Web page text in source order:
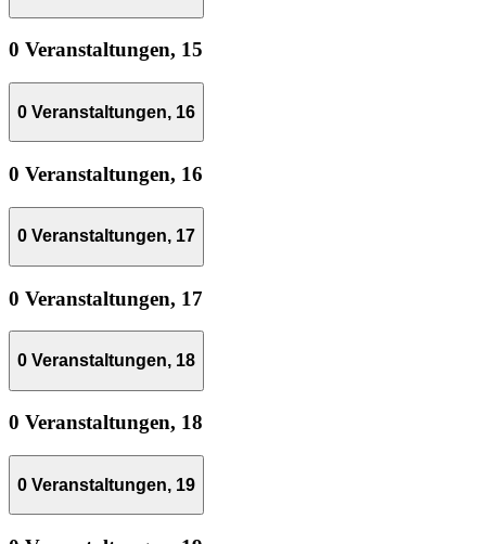
0 Veranstaltungen, 15
0 Veranstaltungen, 16
0 Veranstaltungen, 16
0 Veranstaltungen, 17
0 Veranstaltungen, 17
0 Veranstaltungen, 18
0 Veranstaltungen, 18
0 Veranstaltungen, 19